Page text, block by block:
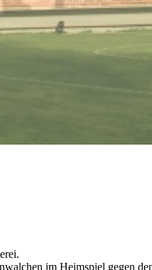
Vereinsshop
Stadionzeitung
im Heimspiel gegen